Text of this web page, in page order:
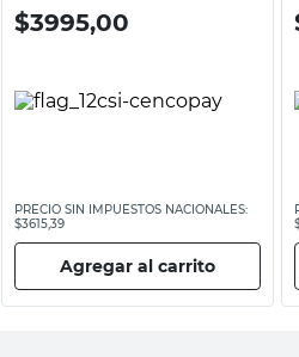
$3995,00
PRECIO SIN IMPUESTOS NACIONALES:
$3615,39
Agregar al carrito